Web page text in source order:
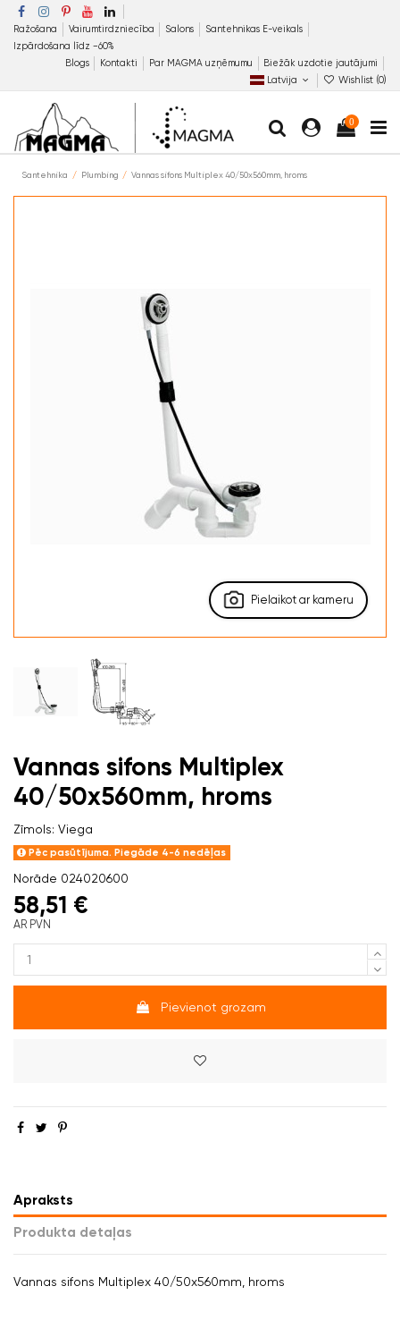
Ražošana Vairumtirdzniecība Salons
Santehnikas E-veikals
Izpārdošana līdz −60%
Blogs
Kontakti Par MAGMA uzņēmumu
Biežāk uzdotie jautājumi
Latvija
Wishlist (0)
0
Santehnika Plumbing Vannas sifons Multiplex 40/50x560mm, hroms
Pielaikot ar kameru
Vannas sifons Multiplex
40/50x560mm, hroms
Zīmols: Viega
Pēc pasūtījuma. Piegāde 4-6 nedēļas
Norāde 024020600
58,51 €
AR PVN
Pievienot grozam
Apraksts
Produkta detaļas
Vannas sifons Multiplex 40/50x560mm, hroms